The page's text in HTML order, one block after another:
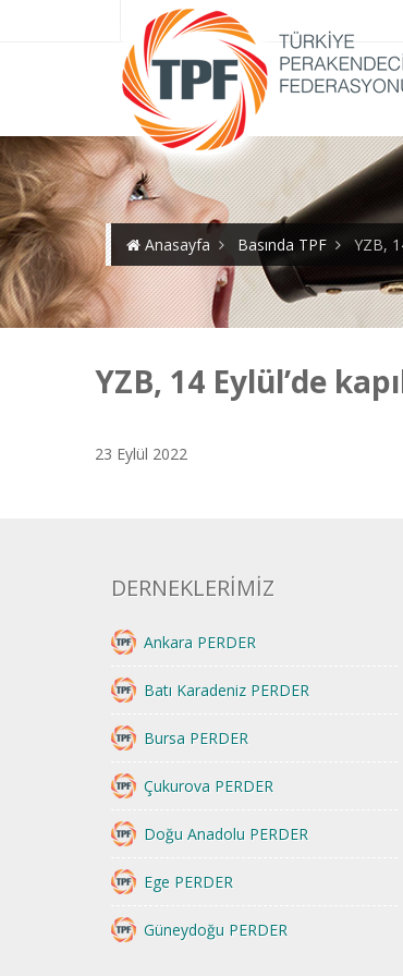
Anasayfa Basında TPF YZB,
YZB, 14 Eylül’de
23 Eylül 2022
DERNEKLERİMİZ
Ankara PERDER
Batı Karadeniz PERDER
Bursa PERDER
Çukurova PERDER
Doğu Anadolu PERDER
Ege PERDER
Güneydoğu PERDER